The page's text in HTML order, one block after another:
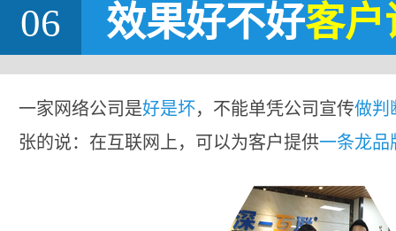
06 效果好不好客户
一家网络公司是好是坏，不能单凭公司宣传做判
张的说：在互联网上，可以为客户提供一条龙品